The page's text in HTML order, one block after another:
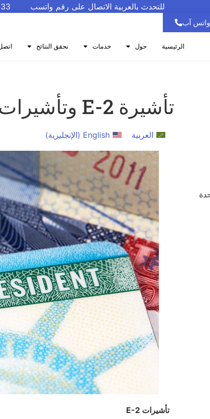
للتحدث بالعربية الاتصال على رقم واتسب
واتس آب
الرئيسية حول خدمات نحقق النتائج
تأشيرة E-2 وتأشيرات E-1
العربية English
(الإنجليزية)
تأشيرات E-2